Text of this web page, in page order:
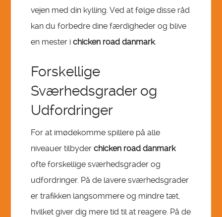
vejen med din kylling. Ved at følge disse råd
kan du forbedre dine færdigheder og blive
en mester ichicken road danmark.
Forskellige
Sværhedsgrader og
Udfordringer
For at imødekomme spillere på alle
niveauer tilbyderchicken road danmark
ofte forskellige sværhedsgrader og
udfordringer. På de lavere sværhedsgrader
er trafikken langsommere og mindre tæt,
hvilket giver dig mere tid til at reagere. På de